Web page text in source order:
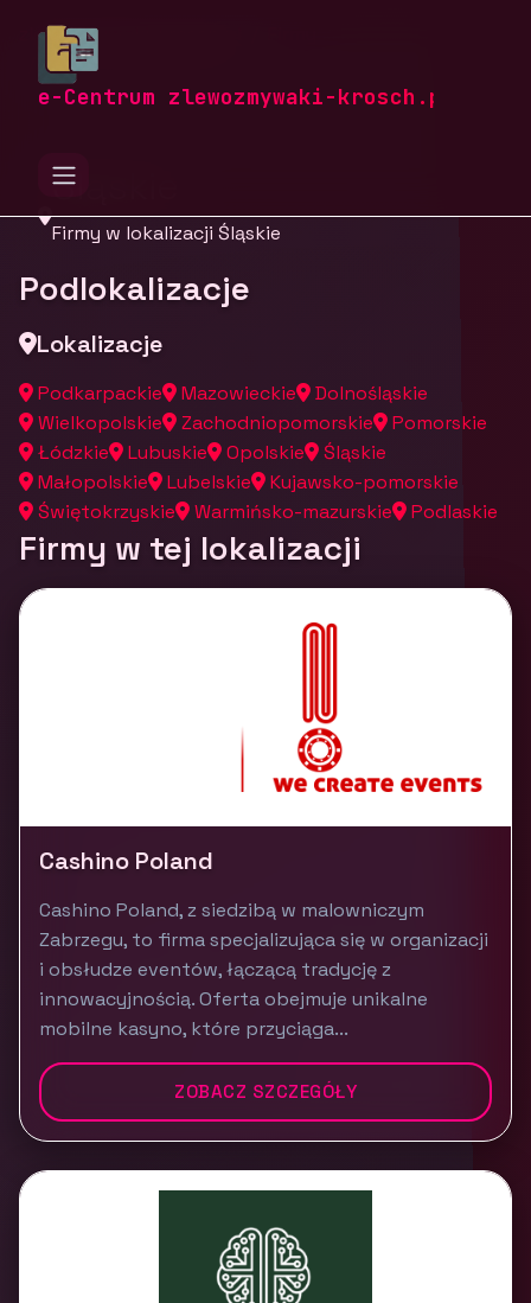
e-Centrum zlewozmywaki-krosch.pl
zlewozmywaki-krosch.pl
Firmy z województwa
Śląskie
Firmy w lokalizacji Śląskie
Podlokalizacje
Lokalizacje
Podkarpackie Mazowieckie
Dolnośląskie
Wielkopolskie
Zachodniopomorskie
Pomorskie
Łódzkie
Lubuskie Opolskie
Śląskie
Małopolskie
Lubelskie
Kujawsko-pomorskie
Świętokrzyskie
Warmińsko-mazurskie Podlaskie
Firmy w tej lokalizacji
Cashino Poland
Cashino Poland, z siedzibą w malowniczym
Zabrzegu, to firma specjalizująca się w organizacji
i obsłudze eventów, łączącą tradycję z
innowacyjnością. Oferta obejmuje unikalne
mobilne kasyno, które przyciąga...
ZOBACZ SZCZEGÓŁY